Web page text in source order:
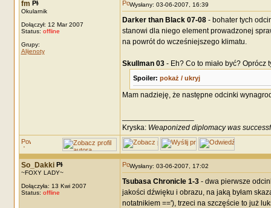
fm
Okularnik
Dołączył: 12 Mar 2007
Status: offline
Grupy:
Alijenoty
Wysłany: 03-06-2007, 16:39
Darker than Black 07-08- bohater tych
stanowi dla niego element prowadzonej
na powrót do wcześniejszego klimatu.
Skullman 03- Eh? Co to miało być? Oprócz
Spoiler: pokaż / ukryj
Mam nadzieję, że następne odcinki
Kryska: Weaponized diplomacy was
So_Dakki
~FOXY LADY~
Dołączyła: 13 Kwi 2007
Status: offline
Wysłany: 03-06-2007, 17:02
Tsubasa Chronicle 1-3- dwa pierwsze
jakości dźwięku i obrazu, na jaką byłam
notatnikiem =='), trzeci na szczęście to już